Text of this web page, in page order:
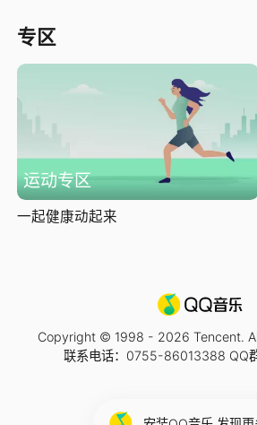
专区
运动专区
一起健康动起来
Copyright © 1998 - 2026 Tencent.
联系电话：0755-86013388 QQ